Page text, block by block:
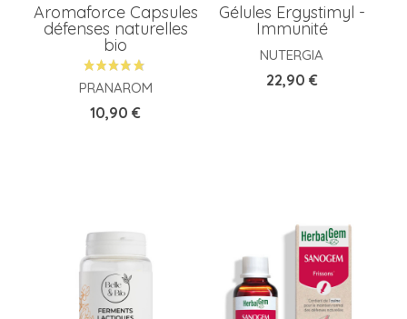
Aromaforce Capsules
défenses naturelles
bio
PRANAROM
Prix
10,90 €
Gélules Ergystimyl -
Immunité
NUTERGIA
Prix
22,90 €